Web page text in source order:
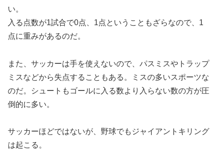
い。
入る点数が1試合で0点、1点ということもざらなので、1
点に重みがあるのだ。
また、サッカーは手を使えないので、パスミスやトラップ
ミスなどから失点することもある。ミスの多いスポーツな
のだ。シュートもゴールに入る数より入らない数の方が圧
倒的に多い。
サッカーほどではないが、野球でもジャイアントキリング
は起こる。